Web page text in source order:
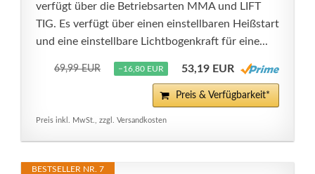
verfügt über die Betriebsarten MMA und LIFT
TIG. Es verfügt über einen einstellbaren Heißstart
und eine einstellbare Lichtbogenkraft für eine...
69,99 EUR −16,80 EUR 53,19 EUR
Preis & Verfügbarkeit*
Preis inkl. MwSt., zzgl. Versandkosten
BESTSELLER NR. 7